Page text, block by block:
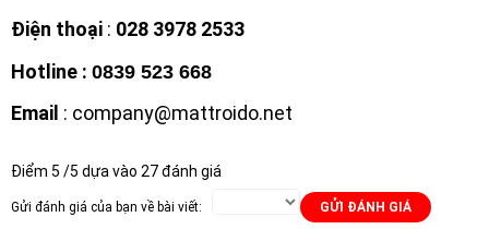
Điện thoại : 028 3978 2533
Hotline : 0839 523 668
Email : company@mattroido.net
Điểm 5 /5 dựa vào 27đánh giá
Gửi đánh giá của bạn về bài viết: GỬI ĐÁNH GIÁ